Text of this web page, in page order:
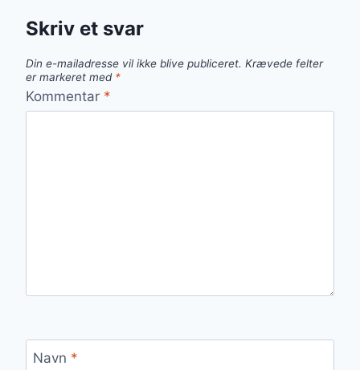
Skriv et svar
Din e-mailadresse vil ikke blive publiceret. Krævede felter
er markeret med *
Kommentar *
Navn *